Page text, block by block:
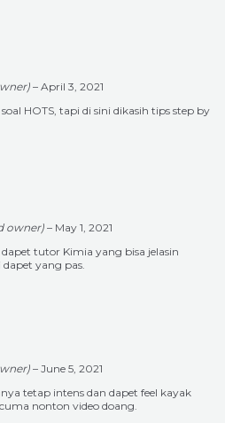
– April 3, 2021
HOTS, tapi di sini dikasih tips step by
owner)– May 1, 2021
tutor Kimia yang bisa jelasin
yang pas.
– June 5, 2021
tetap intens dan dapet feel kayak
nonton video doang.